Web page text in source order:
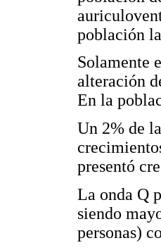
población
Solamente
alteración
En la
Un 2% de
presentó
La onda Q
siendo
personas)